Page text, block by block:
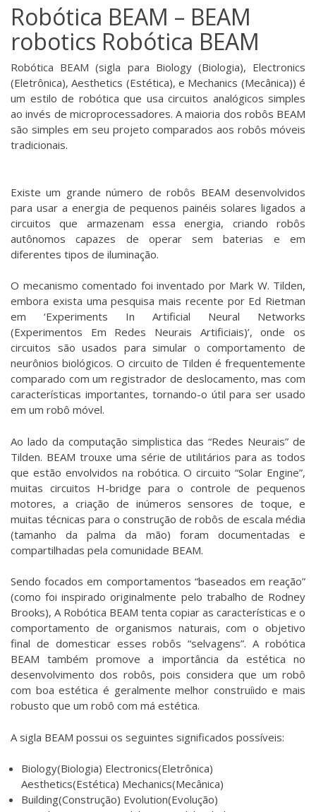
Robótica BEAM – BEAM
robotics Robótica BEAM
Robótica BEAM (sigla para Biology (Biologia), Electronics
(Eletrônica), Aesthetics (Estética), e Mechanics (Mecânica)) é
um estilo de robótica que usa circuitos analógicos simples
ao invés de microprocessadores. A maioria dos robôs BEAM
são simples em seu projeto comparados aos robôs móveis
tradicionais.
Existe um grande número de robôs BEAM desenvolvidos
para usar a energia de pequenos painéis solares ligados a
circuitos que armazenam essa energia, criando robôs
autônomos capazes de operar sem baterias e em
diferentes tipos de iluminação.
O mecanismo comentado foi inventado por Mark W. Tilden,
embora exista uma pesquisa mais recente por Ed Rietman
em ‘Experiments In Artificial Neural Networks
(Experimentos Em Redes Neurais Artificiais)’, onde os
circuitos são usados para simular o comportamento de
neurônios biológicos. O circuito de Tilden é frequentemente
comparado com um registrador de deslocamento, mas com
características importantes, tornando-o útil para ser usado
em um robô móvel.
Ao lado da computação simplistica das “Redes Neurais” de
Tilden. BEAM trouxe uma série de utilitários para as todos
que estão envolvidos na robótica. O circuito “Solar Engine”,
muitas circuitos H-bridge para o controle de pequenos
motores, a criação de inúmeros sensores de toque, e
muitas técnicas para o construção de robôs de escala média
(tamanho da palma da mão) foram documentadas e
compartilhadas pela comunidade BEAM.
Sendo focados em comportamentos “baseados em reação”
(como foi inspirado originalmente pelo trabalho de Rodney
Brooks), A Robótica BEAM tenta copiar as características e o
comportamento de organismos naturais, com o objetivo
final de domesticar esses robôs “selvagens”. A robótica
BEAM também promove a importância da estética no
desenvolvimento dos robôs, pois considera que um robô
com boa estética é geralmente melhor construíido e mais
robusto que um robô com má estética.
A sigla BEAM possui os seguintes significados possíveis:
Biology(Biologia) Electronics(Eletrônica)
Aesthetics(Estética) Mechanics(Mecânica)
Building(Construção) Evolution(Evolução)